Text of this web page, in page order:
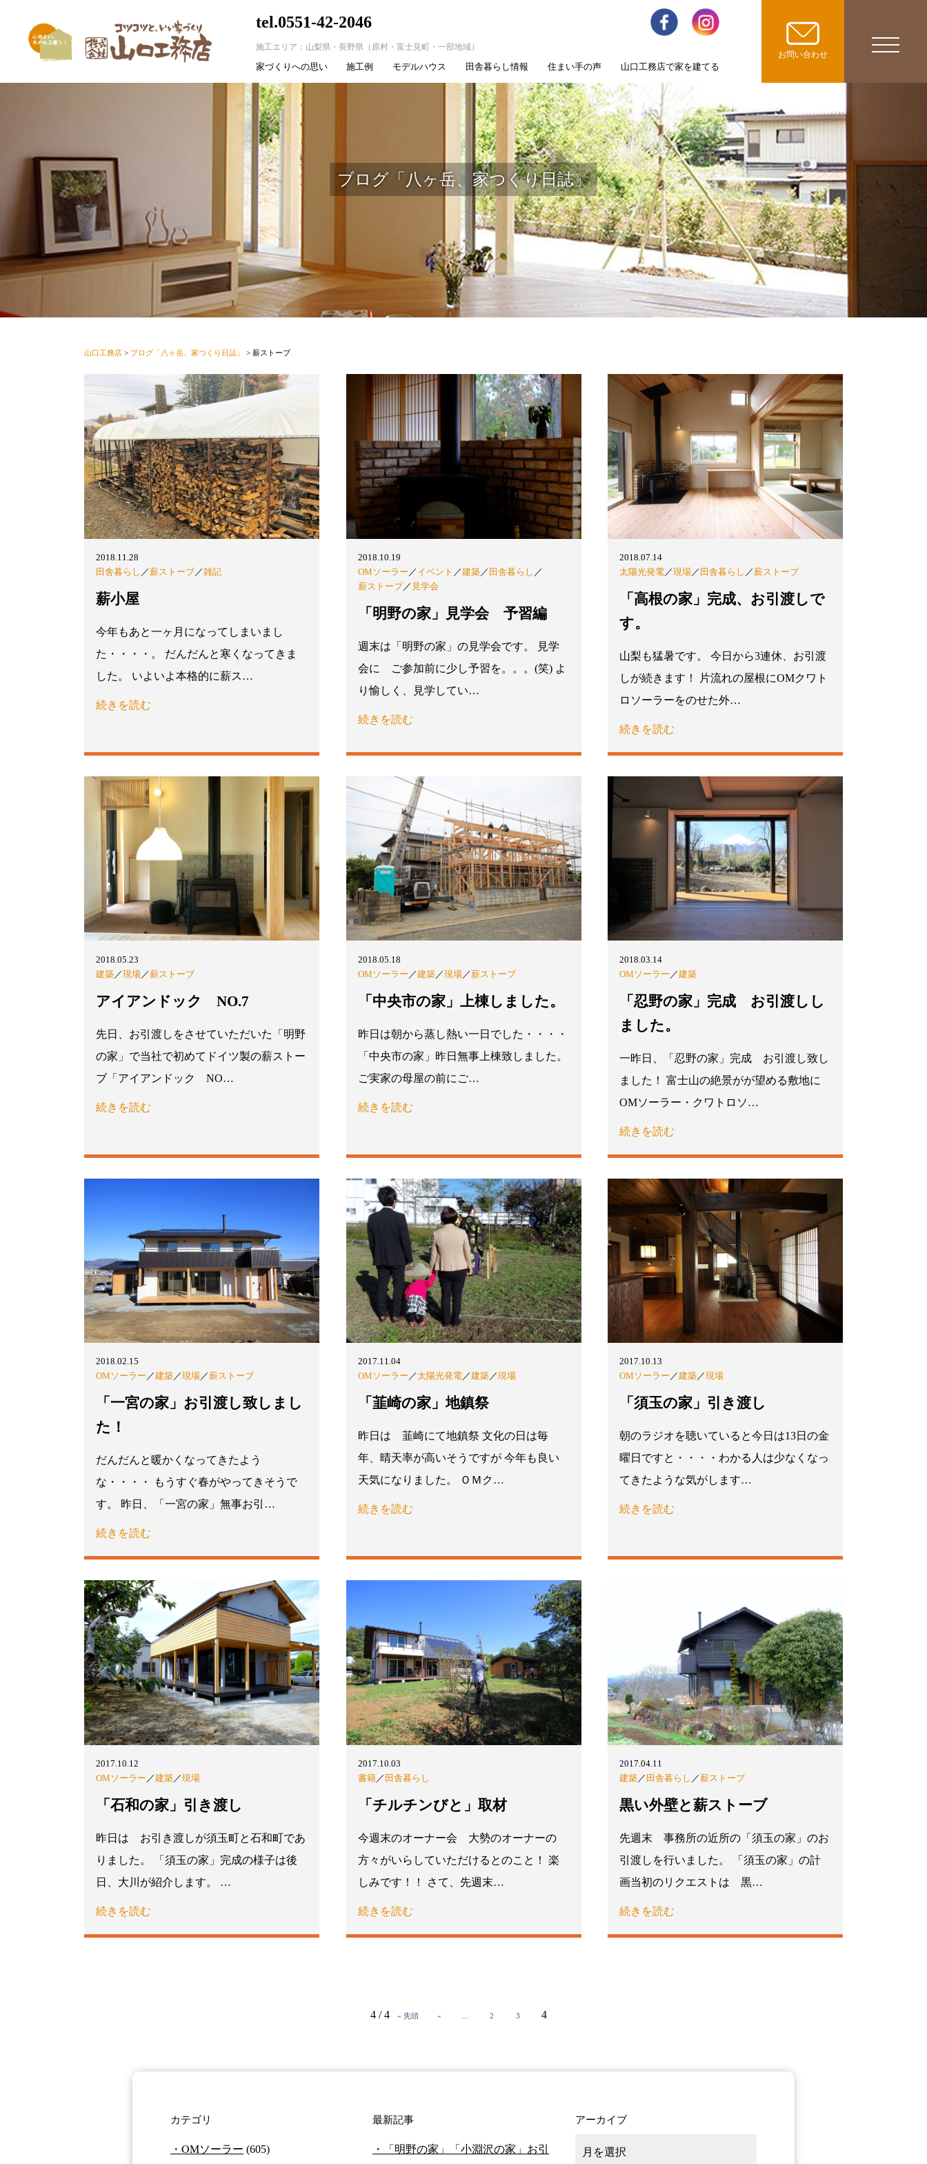
tel.0551-42-2046
施工エリア：山梨県・長野県（原村・富士見町・一部地域）
家づくりへの思い 施工例 モデルハウス 田舎暮らし情報 住まい手の声 山口工務店で家を建てる
お問い合わせ
toggle
ブログ「八ヶ岳、家つくり日誌」
山口工務店 > ブログ「八ヶ岳、家つくり日誌」 > 薪ストーブ
2018.11.28
田舎暮らし ／薪ストーブ ／雑記
薪小屋
今年もあと一ヶ月になってしまいまし
た・・・・。 だんだんと寒くなってきま
した。 いよいよ本格的に薪ス…
続きを読む
2018.10.19
OMソーラー ／ イベント ／建築／ 田舎暮らし ／
薪ストーブ／ 見学会
「明野の家」見学会 予習編
週末は「明野の家」の見学会です。 見学
会に ご参加前に少し予習を。。。(笑) よ
り愉しく、見学してい…
続きを読む
2018.07.14
太陽光発電 ／現場 ／ 田舎暮らし ／薪ストーブ
「高根の家」完成、お引渡しで
す。
山梨も猛暑です。 今日から3連休、お引渡
しが続きます！ 片流れの屋根にOMクワト
ロソーラーをのせた外…
続きを読む
2018.05.23
建築 ／現場 ／薪ストーブ
アイアンドック NO.7
先日、お引渡しをさせていただいた「明野
の家」で当社で初めてドイツ製の薪ストー
ブ「アイアンドック NO…
続きを読む
2018.05.18
OMソーラー ／建築／現場／薪ストーブ
「中央市の家」上棟しました。
昨日は朝から蒸し熱い一日でした・・・・
「中央市の家」昨日無事上棟致しました。
ご実家の母屋の前にご…
続きを読む
2018.03.14
OMソーラー ／建築
「忍野の家」完成 お引渡しし
ました。
一昨日、「忍野の家」完成 お引渡し致し
ました！ 富士山の絶景がが望める敷地に
OMソーラー・クワトロソ…
続きを読む
2018.02.15
OMソーラー ／建築／現場／薪ストーブ
「一宮の家」お引渡し致しまし
た！
だんだんと暖かくなってきたよう
な・・・・ もうすぐ春がやってきそうで
す。 昨日、「一宮の家」無事お引…
続きを読む
2017.11.04
OMソーラー ／太陽光発電／建築／現場
「韮崎の家」地鎮祭
昨日は 韮崎にて地鎮祭 文化の日は毎
年、晴天率が高いそうですが 今年も良い
天気になりました。 ＯＭク…
続きを読む
2017.10.13
OMソーラー ／建築／現場
「須玉の家」引き渡し
朝のラジオを聴いていると今日は13日の金
曜日ですと・・・・わかる人は少なくなっ
てきたような気がします…
続きを読む
2017.10.12
OMソーラー ／建築／現場
「石和の家」引き渡し
昨日は お引き渡しが須玉町と石和町であ
りました。 「須玉の家」完成の様子は後
日、大川が紹介します。 …
続きを読む
2017.10.03
書籍／ 田舎暮らし
「チルチンびと」取材
今週末のオーナー会 大勢のオーナーの
方々がいらしていただけるとのこと！ 楽
しみです！！ さて、先週末…
続きを読む
2017.04.11
建築／ 田舎暮らし ／薪ストーブ
黒い外壁と薪ストーブ
先週末 事務所の近所の「須玉の家」のお
引渡しを行いました。 「須玉の家」の計
画当初のリクエストは 黒…
続きを読む
4 / 4 « 先頭 « 2 3 4
カテゴリ
OMソーラー (605)
最新記事
「明野の家」「小淵沢の家」お引
アーカイブ